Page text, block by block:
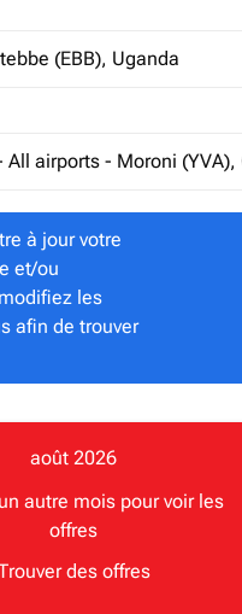
à jour votre
et/ou
les
afin de trouver
août 2026
autre mois pour voir les
offres
des offres